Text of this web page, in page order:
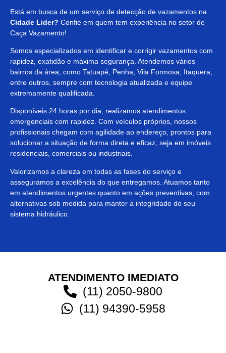
Está em busca de um serviço de detecção de vazamentos na
Cidade Lider? Confie em quem tem experiência no setor de
Caça Vazamento!
Somos especializados em identificar e corrigir vazamentos com
rapidez, exatidão e máxima segurança. Atendemos vários
bairros da área, como Tatuapé, Penha, Vila Formosa, Itaquera,
entre outros, sempre com tecnologia atualizada e equipe
extremamente qualificada.
Disponíveis 24 horas por dia, realizamos atendimentos
emergenciais com rapidez. Com veículos próprios, nossos
profissionais chegam com agilidade ao endereço, prontos para
solucionar a situação de forma direta e eficaz, seja em imóveis
residenciais, comerciais ou industriais.
Valorizamos a clareza em todas as fases do serviço e
asseguramos a excelência do que entregamos. Atuamos tanto
em atendimentos urgentes quanto em ações preventivas, com
alternativas sob medida para manter a integridade do seu
sistema hidráulico.
ATENDIMENTO IMEDIATO
(11) 2050-9800
(11) 94390-5958